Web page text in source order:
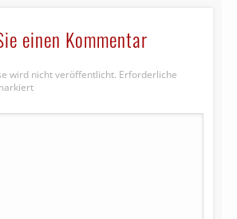
einen Kommentar
wird nicht veröffentlicht. Erforderliche